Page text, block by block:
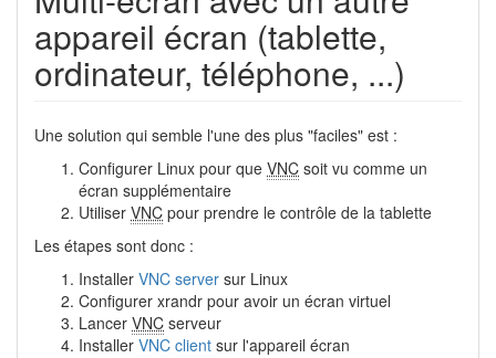
appareil écran (tablette,
ordinateur, téléphone, ...)
Une solution qui semble l'une des plus "faciles" est :
Configurer Linux pour que VNC soit vu comme un
écran supplémentaire
Utiliser VNC pour prendre le contrôle de la tablette
Les étapes sont donc :
Installer VNC server sur Linux
Configurer xrandr pour avoir un écran virtuel
Lancer VNC serveur
Installer VNC client sur l'appareil écran